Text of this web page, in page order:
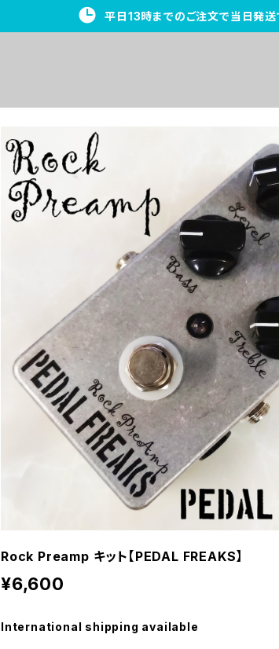
平日13時までのご注文で当日発送
Rock Preamp キット【PEDAL FREAKS】
¥6,600
International shipping available